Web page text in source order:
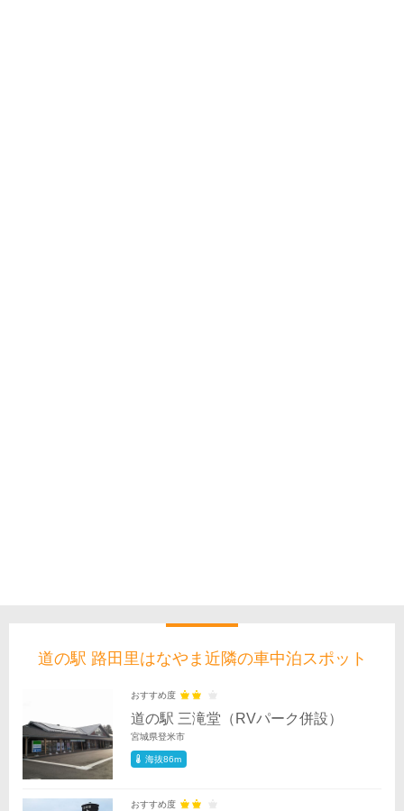
道の駅 路田里はなやま近隣の車中泊スポット
おすすめ度
道の駅 三滝堂（RVパーク併設）
宮城県登米市
海抜86m
おすすめ度